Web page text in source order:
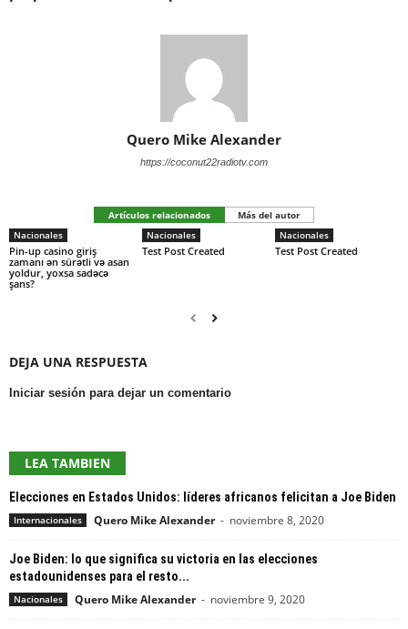
Quero Mike Alexander
https://coconut22radiotv.com
Artículos relacionados
Más del autor
Nacionales
Pin-up casino giriş
zamanı ən sürətli və asan
yoldur, yoxsa sadəcə
şans?
Nacionales
Test Post Created
Nacionales
Test Post Created
DEJA UNA RESPUESTA
Iniciar sesión para dejar un comentario
LEA TAMBIEN
Elecciones en Estados Unidos: líderes africanos felicitan a Joe Biden
Internacionales Quero Mike Alexander - noviembre 8, 2020
Joe Biden: lo que significa su victoria en las elecciones
estadounidenses para el resto...
Nacionales Quero Mike Alexander - noviembre 9, 2020